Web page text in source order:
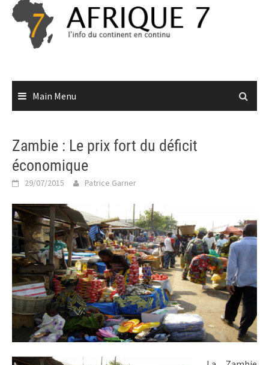
Skip
content
Main Menu
Zambie : Le prix fort du déficit
économique
29/07/2015 Patrice Garner